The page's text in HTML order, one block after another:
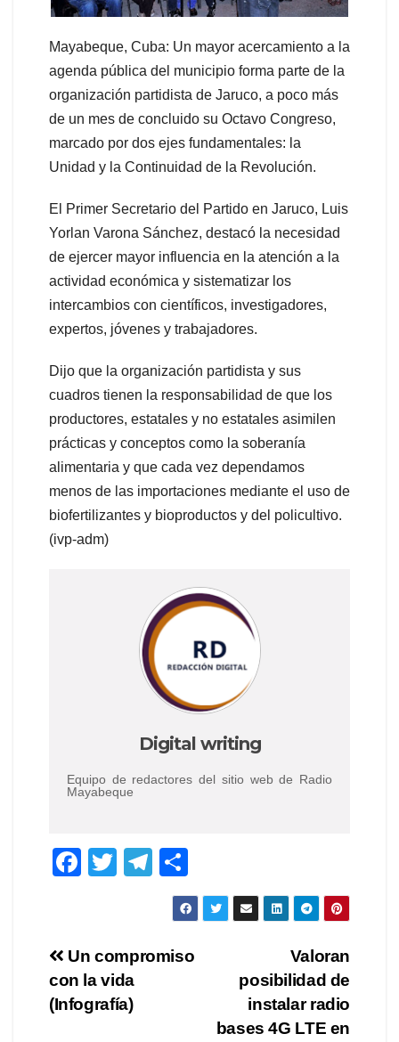
Mayabeque, Cuba: Un mayor acercamiento a la
agenda pública del municipio forma parte de la
organización partidista de Jaruco, a poco más
de un mes de concluido su Octavo Congreso,
marcado por dos ejes fundamentales: la
Unidad y la Continuidad de la Revolución.
El Primer Secretario del Partido en Jaruco, Luis
Yorlan Varona Sánchez, destacó la necesidad
de ejercer mayor influencia en la atención a la
actividad económica y sistematizar los
intercambios con científicos, investigadores,
expertos, jóvenes y trabajadores.
Dijo que la organización partidista y sus
cuadros tienen la responsabilidad de que los
productores, estatales y no estatales asimilen
prácticas y conceptos como la soberanía
alimentaria y que cada vez dependamos
menos de las importaciones mediante el uso de
biofertilizantes y bioproductos y del policultivo.
(ivp-adm)
Digital writing
Equipo de redactores del sitio web de Radio
Mayabeque
F
e
b
o
T
er
T
el
gr
h
ar
e
Post
navigation
Valoran
posibilidad de
instalar radio
bases 4G LTE en
Un compromiso
con la vida
(Infografía)